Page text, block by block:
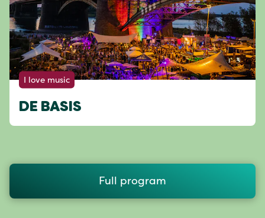
I love music
DE BASIS
Full program